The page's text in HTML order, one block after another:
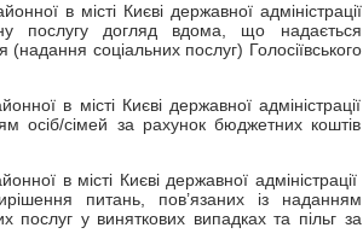
в місті Києві державної адміністрації
послугу догляд вдома, що надається
соціальних послуг) Голосіївського
в місті Києві державної адміністрації
осіб/сімей за рахунок бюджетних коштів
в місті Києві державної адміністрації
питань, пов’язаних із наданням
послуг у виняткових випадках та пільг за